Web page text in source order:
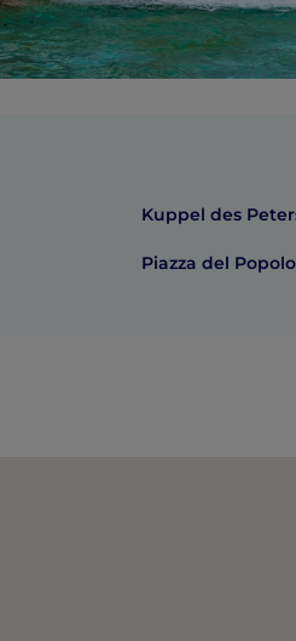
Kuppel des
Piazza del Popolo